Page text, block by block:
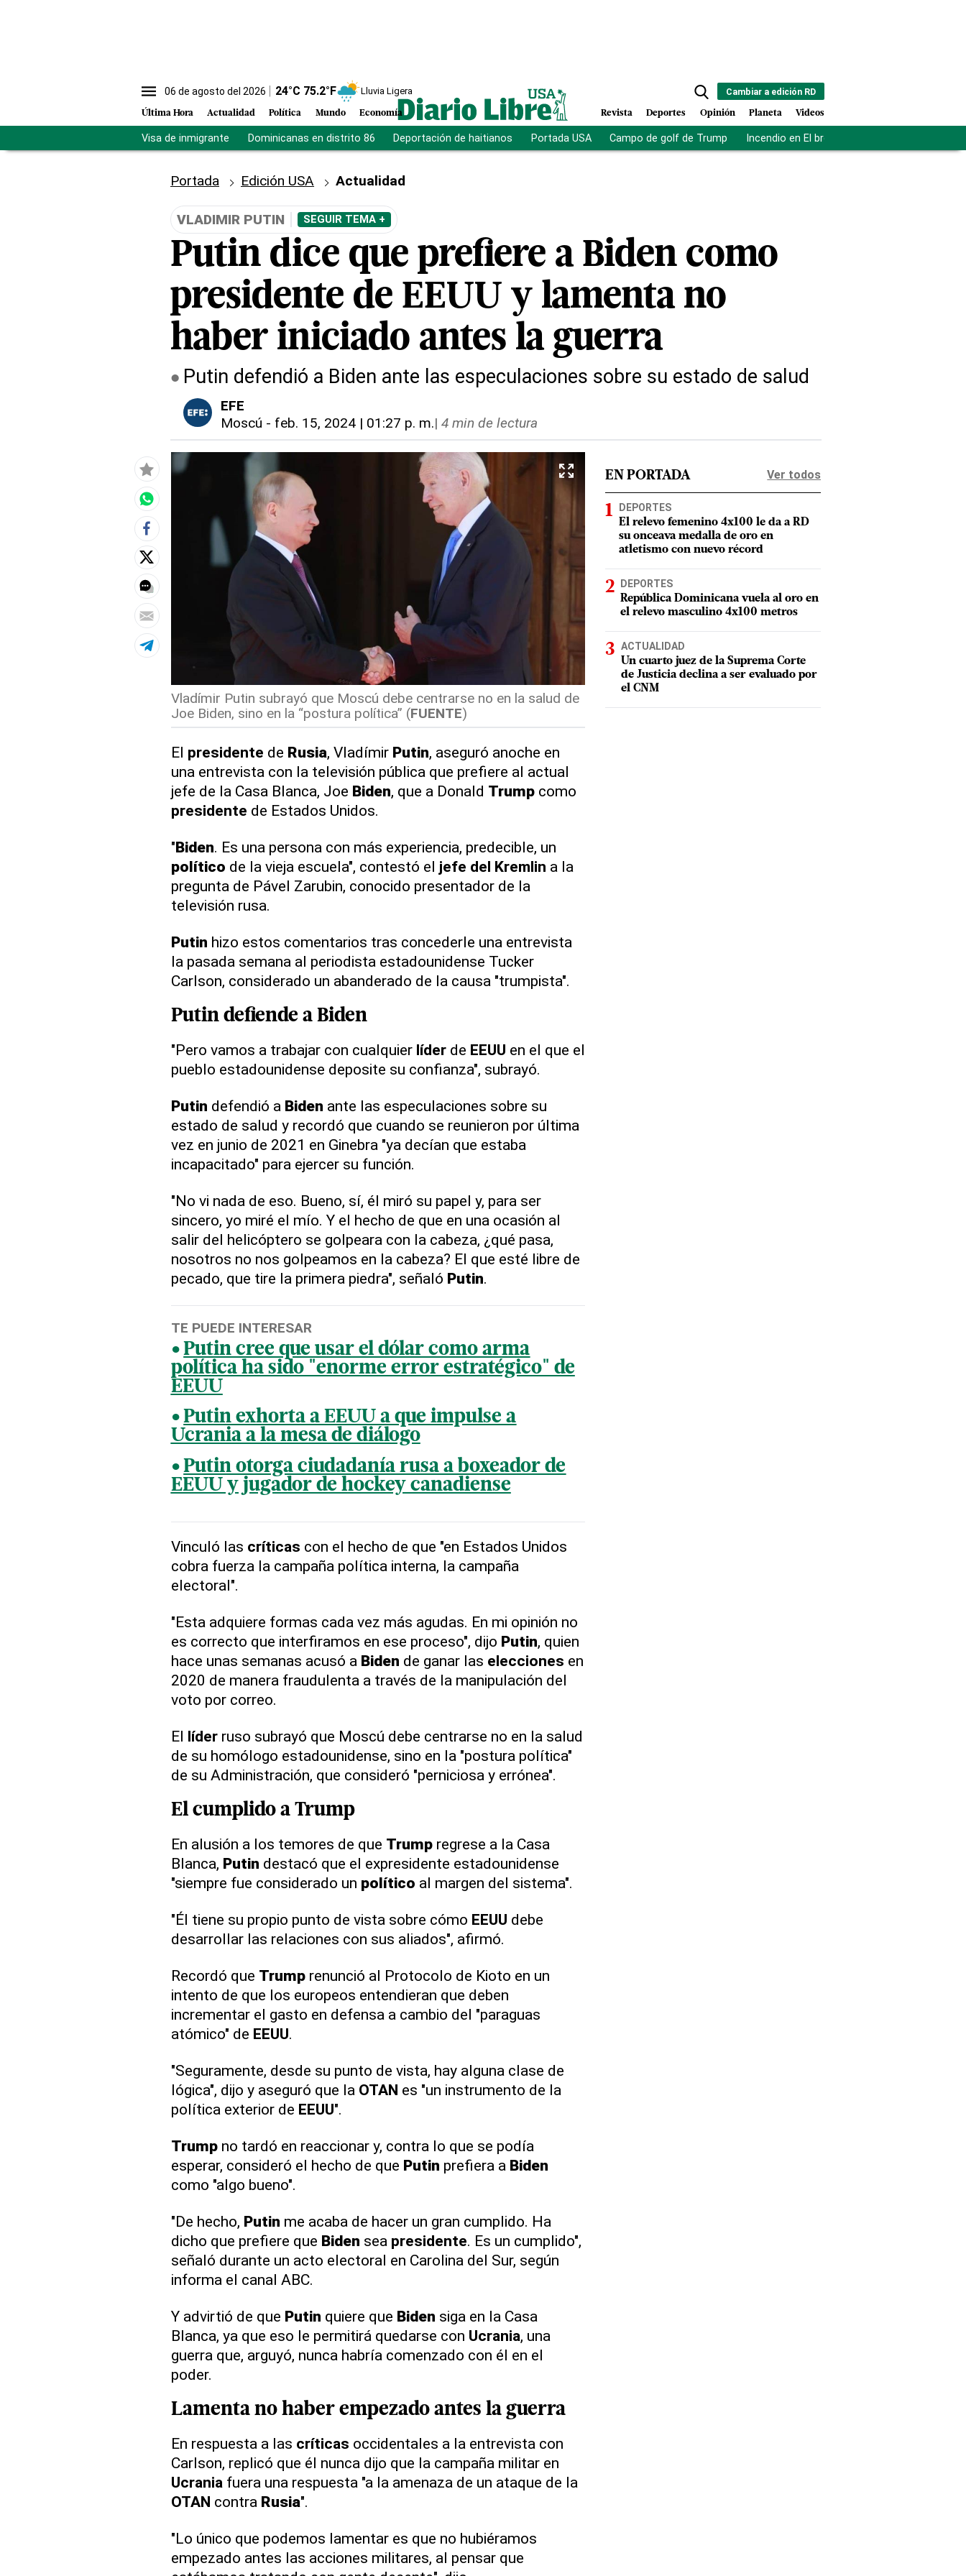
06 de agosto del 2026 24°C 75.2°F Lluvia Ligera
Última Hora Actualidad Política Mundo Economía
Cambiar a edición RD
Revista Deportes Opinión Planeta Videos
Visa de inmigrante Dominicanas en distrito 86 Deportación de haitianos Portada USA Campo de golf de Trump Incendio en El bronx
Portada Edición USA Actualidad
VLADIMIR PUTIN SEGUIR TEMA +
Putin dice que prefiere a Biden como
presidente de EEUU y lamenta no
haber iniciado antes la guerra
Putin defendió a Biden ante las especulaciones sobre su estado de salud
EFE
Moscú - feb. 15, 2024 | 01:27 p. m.| 4 min de lectura
Vladímir Putin subrayó que Moscú debe centrarse no en la salud de
Joe Biden, sino en la “postura política” (FUENTE)
El presidente de Rusia, Vladímir Putin, aseguró anoche en
una entrevista con la televisión pública que prefiere al actual
jefe de la Casa Blanca, Joe Biden, que a Donald Trumpcomo
presidente de Estados Unidos.
"Biden. Es una persona con más experiencia, predecible, un
político de la vieja escuela", contestó el jefe del Kremlin a la
pregunta de Pável Zarubin, conocido presentador de la
televisión rusa.
Putin hizo estos comentarios tras concederle una entrevista
la pasada semana al periodista estadounidense Tucker
Carlson, considerado un abanderado de la causa "trumpista".
Putindefiende a Biden
"Pero vamos a trabajar con cualquier líderde EEUU en el que el
pueblo estadounidense deposite su confianza", subrayó.
Putin defendió a Biden ante las especulaciones sobre su
estado de salud y recordó que cuando se reunieron por última
vez en junio de 2021 en Ginebra "ya decían que estaba
incapacitado" para ejercer su función.
"No vi nada de eso. Bueno, sí, él miró su papel y, para ser
sincero, yo miré el mío. Y el hecho de que en una ocasión al
salir del helicóptero se golpeara con la cabeza, ¿qué pasa,
nosotros no nos golpeamos en la cabeza? El que esté libre de
pecado, que tire la primera piedra", señaló Putin.
TE PUEDE INTERESAR
Putin cree que usar el dólar como arma
política ha sido "enorme error estratégico" de
EEUU
Putin exhorta a EEUU a que impulse a
Ucrania a la mesa de diálogo
Putin otorga ciudadanía rusa a boxeador de
EEUU y jugador de hockey canadiense
Vinculó las críticas con el hecho de que "en Estados Unidos
cobra fuerza la campaña política interna, la campaña
electoral".
"Esta adquiere formas cada vez más agudas. En mi opinión no
es correcto que interfiramos en ese proceso", dijo Putin, quien
hace unas semanas acusó a Biden de ganar las elecciones en
2020 de manera fraudulenta a través de la manipulación del
voto por correo.
El líderruso subrayó que Moscú debe centrarse no en la salud
de su homólogo estadounidense, sino en la "postura política"
de su Administración, que consideró "perniciosa y errónea".
El cumplido a Trump
En alusión a los temores de que Trumpregrese a la Casa
Blanca, Putin destacó que el expresidente estadounidense
"siempre fue considerado un político al margen del sistema".
"Él tiene su propio punto de vista sobre cómo EEUU debe
desarrollar las relaciones con sus aliados", afirmó.
Recordó que Trumprenunció al Protocolo de Kioto en un
intento de que los europeos entendieran que deben
incrementar el gasto en defensa a cambio del "paraguas
atómico" de EEUU.
"Seguramente, desde su punto de vista, hay alguna clase de
lógica", dijo y aseguró que la OTAN es "un instrumento de la
política exterior de EEUU".
Trumpno tardó en reaccionar y, contra lo que se podía
esperar, consideró el hecho de que Putin prefiera a Biden
como "algo bueno".
"De hecho, Putin me acaba de hacer un gran cumplido. Ha
dicho que prefiere que Biden sea presidente. Es un cumplido",
señaló durante un acto electoral en Carolina del Sur, según
informa el canal ABC.
Y advirtió de que Putin quiere que Biden siga en la Casa
Blanca, ya que eso le permitirá quedarse con Ucrania, una
guerra que, arguyó, nunca habría comenzado con él en el
poder.
Lamenta no haber empezado antes la guerra
En respuesta a las críticas occidentales a la entrevista con
Carlson, replicó que él nunca dijo que la campaña militar en
Ucraniafuera una respuesta "a la amenaza de un ataque de la
OTAN contra Rusia".
"Lo único que podemos lamentar es que no hubiéramos
empezado antes las acciones militares, al pensar que
EN PORTADA Ver todos
DEPORTES
El relevo femenino 4x100 le da a RD
su onceava medalla de oro en
atletismo con nuevo récord
DEPORTES
República Dominicana vuela al oro en
el relevo masculino 4x100 metros
ACTUALIDAD
Un cuarto juez de la Suprema Corte
de Justicia declina a ser evaluado por
el CNM